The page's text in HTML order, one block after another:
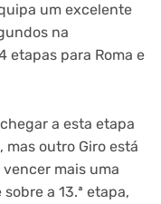
um excelente
na
etapas para Roma e
a esta etapa
mas outro Giro está
mais uma
a 13.ª etapa,